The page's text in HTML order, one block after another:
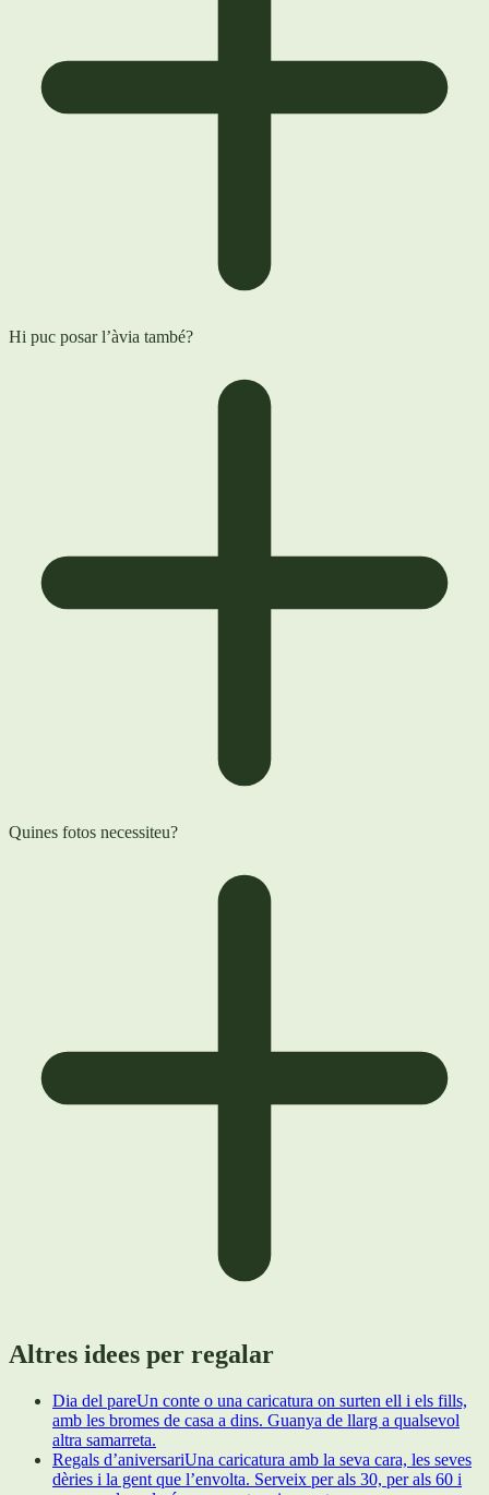
Hi puc posar l’àvia també?
Quines fotos necessiteu?
Altres idees per regalar
Dia del pareUn conte o una caricatura on surten ell i els fills,
amb les bromes de casa a dins. Guanya de llarg a qualsevol
altra samarreta.
Regals d’aniversariUna caricatura amb la seva cara, les seves
dèries i la gent que l’envolta. Serveix per als 30, per als 60 i